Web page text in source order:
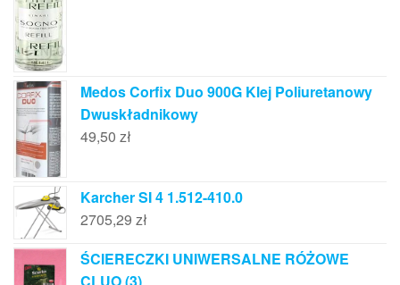
Medos Corfix Duo 900G Klej Poliuretanowy
Dwuskładnikowy
49,50 zł
Karcher SI 4 1.512-410.0
2705,29 zł
ŚCIERECZKI UNIWERSALNE RÓŻOWE